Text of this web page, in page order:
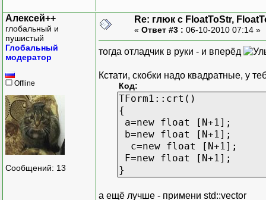
Алексей++
глобальный и
пушистый
Глобальный
модератор
Offline
Сообщений: 13
Re: глюк с FloatToStr,
« Ответ #3 : 06-10-2010 07:14 »
тогда отладчик в руки - и вперёд
Кстати, скобки надо квадратные, у
Код:
TForm1::crt()
{
a=new float [N+1];
b=new float [N+1];
c=new float [N+1];
F=new float [N+1];
}
а ещё лучше - примени std::vector